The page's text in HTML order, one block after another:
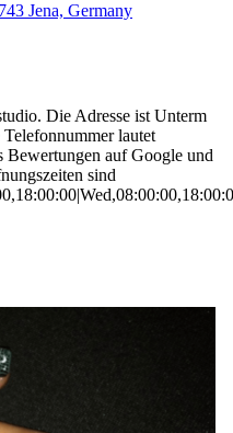
Jena, Germany
Die Adresse ist Unterm
lautet
auf Google und
sind